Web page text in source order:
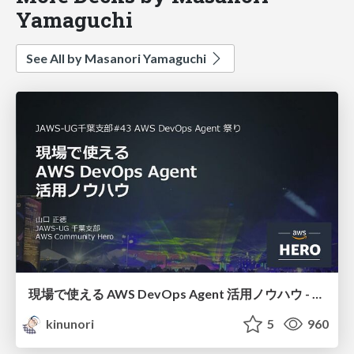
Yamaguchi
See All by Masanori Yamaguchi
現場で使える AWS DevOps Agent 活用ノウハウ - Release Management 機能の検証結果を添えて / AWS DevOps Agent Release Management and Know-How
kinunori
5 960